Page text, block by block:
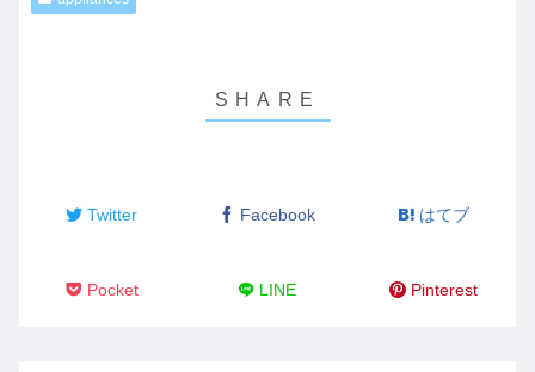
Twitter Facebook はてブ
Pocket LINE Pinterest